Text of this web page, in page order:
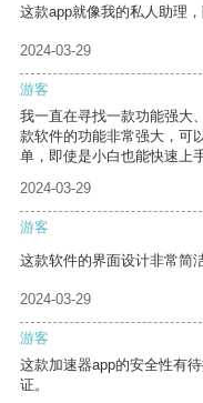
这款app就像我的私人助理
2024-03-29
游客
我一直在寻找一款功能强大
款软件的功能非常强大，可
单，即使是小白也能快速上手
2024-03-29
游客
这款软件的界面设计非常简
2024-03-29
游客
这款加速器app的安全性有
证。